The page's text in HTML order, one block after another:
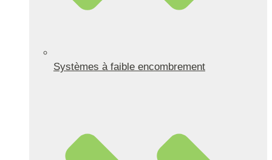
Systèmes à faible encombrement